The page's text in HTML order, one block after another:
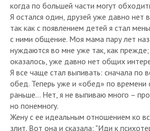
когда по большей части могут
Я остался один, друзей уже давно нет
так как с появлением детей я стал
с ними общение. Моя мама пару лет
нуждаются во мне уже так, как
оказалось, уже давно нет общих
Я все чаще стал выпивать: сначала по
обед. Теперь уже и «обед» по времени
раньше... Нет, я не выпиваю много –
но понемногу.
Жену с ее идеальным отношением ко
злит. Вот она и сказала: "Иди к